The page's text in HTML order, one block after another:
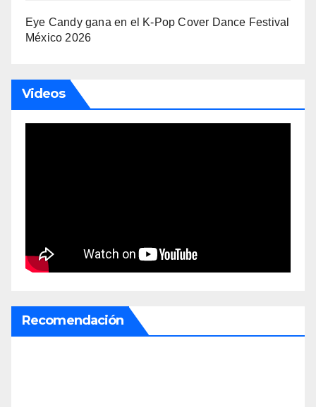
Eye Candy gana en el K-Pop Cover Dance Festival
México 2026
Videos
Recomendación